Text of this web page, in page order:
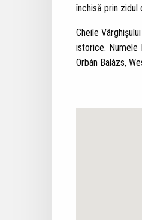
închisă prin zidul
Cheile
istorice.
Orbán Balázs,